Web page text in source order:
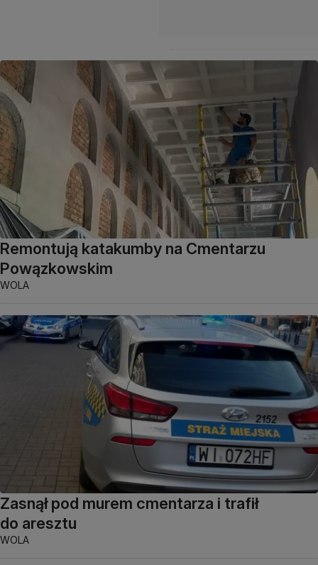
Remontują katakumby na Cmentarzu
Powązkowskim
WOLA
Zasnął pod murem cmentarza i trafił
do aresztu
WOLA